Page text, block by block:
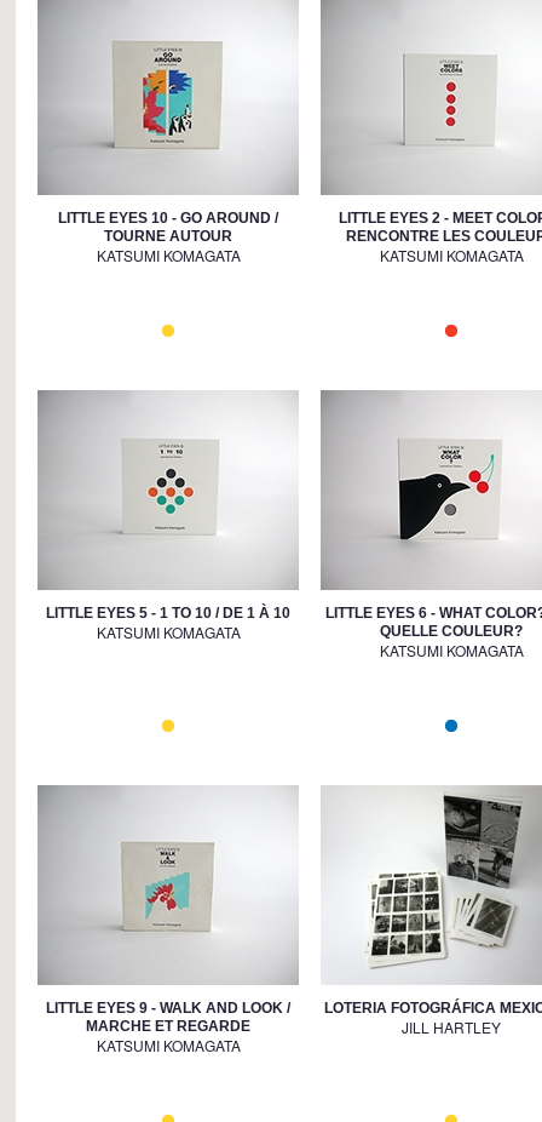
LITTLE EYES 10 - GO AROUND /
TOURNE AUTOUR
KATSUMI KOMAGATA
LITTLE EYES 2 - MEET
RENCONTRE LES
KATSUMI KOMAGATA
LITTLE EYES 5 - 1 TO 10 / DE 1 À 10
KATSUMI KOMAGATA
LITTLE EYES 6 - WHAT
QUELLE COULEUR?
KATSUMI KOMAGATA
LITTLE EYES 9 - WALK AND LOOK /
MARCHE ET REGARDE
KATSUMI KOMAGATA
LOTERIA FOTOGRÁFICA
JILL HARTLEY